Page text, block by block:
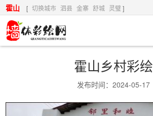
霍山 [ 切换城市 泗县 金寨 舒城 灵璧]
霍山乡村彩绘
发布时间：2024-05-17